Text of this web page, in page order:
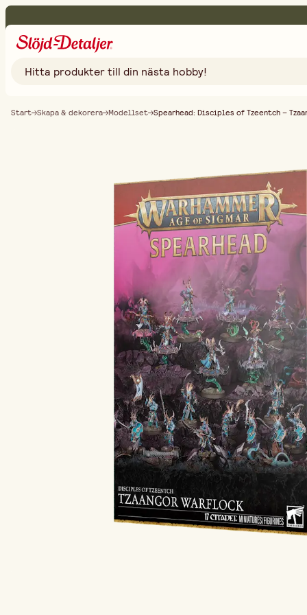
Start Skapa & dekorera Modellset Spearhead: Disciples of Tzeentch –